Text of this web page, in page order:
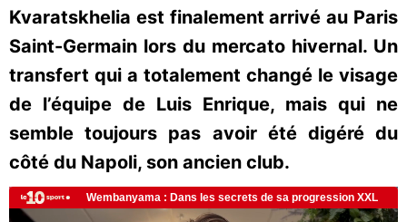
Kvaratskhelia est finalement arrivé au Paris
Saint-Germain lors du mercato hivernal. Un
transfert qui a totalement changé le visage
de l’équipe de Luis Enrique, mais qui ne
semble toujours pas avoir été digéré du
côté du Napoli, son ancien club.